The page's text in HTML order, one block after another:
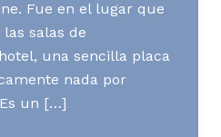
Fue en el lugar que
salas de
una sencilla placa
nada por
un […]